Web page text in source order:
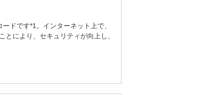
ドです*1。インターネット上で、
により、セキュリティが向上し、